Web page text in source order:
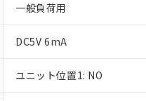
一般負荷用
DC5V 6mA
ユニット位置1: NO
※1 対応状況
対応済み：EU
対応予定：EU RoHS指